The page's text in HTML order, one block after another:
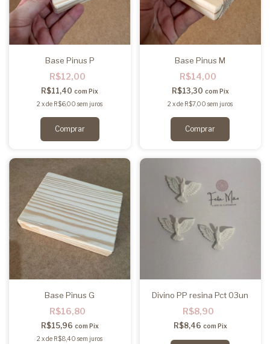
Base Pinus P
R$12,00
R$11,40com Pix
2 xde R$6,00 sem juros
Base Pinus M
R$14,00
R$13,30 com Pix
2 xde R$7,00 sem juros
Base Pinus G
R$16,80
R$15,96 com Pix
2 xde R$8,40 sem juros
Divino PP resina Pct 03un
R$8,90
R$8,46 com Pix